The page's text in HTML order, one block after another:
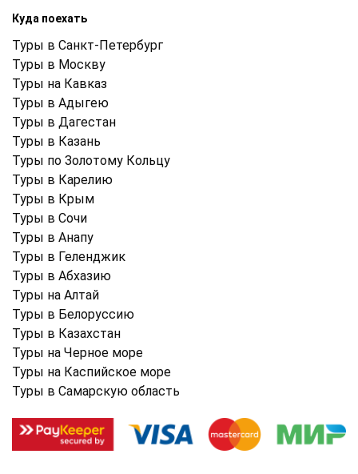
Куда поехать
Туры в Санкт-Петербург
Туры в Москву
Туры на Кавказ
Туры в Адыгею
Туры в Дагестан
Туры в Казань
Туры по Золотому Кольцу
Туры в Карелию
Туры в Крым
Туры в Cочи
Туры в Анапу
Туры в Геленджик
Туры в Абхазию
Туры на Алтай
Туры в Белоруссию
Туры в Казахстан
Туры на Черное море
Туры на Каспийское море
Туры в Самарскую область